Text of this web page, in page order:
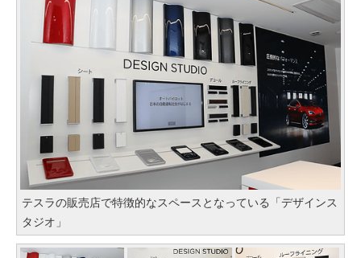
テスラの販売店で特徴的なスペースとなっている「デザインス
タジオ」